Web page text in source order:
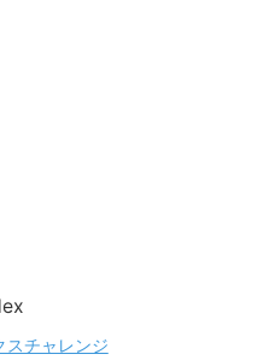
スチャレンジ